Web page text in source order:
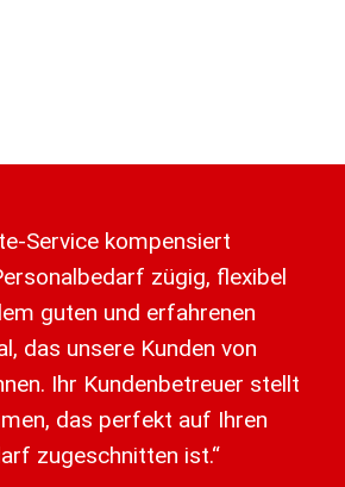
Service kompensiert
zügig, flexibel
guten und erfahrenen
das unsere Kunden von
Ihr Kundenbetreuer stellt
das perfekt auf Ihren
zugeschnitten ist.“